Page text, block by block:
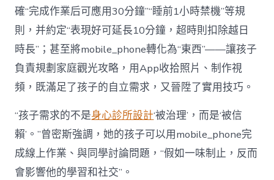
確“完成作業后可應用30分鐘”“睡前1小時禁機”等規
則，并約定“表現好可延長10分鐘，超時則扣除越日
時長”；甚至將mobile_phone轉化為“東西”——讓孩子
負責規劃家庭觀光攻略，用App收拾照片、制作視
頻，既滿足了孩子的自立需求，又晉陞了實用技巧。
“孩子需求的不是身心診所設計‘被治理’，而是‘被信
賴’。”曾密斯強調，她的孩子可以用mobile_phone完
成線上作業、與同學討論問題，“假如一味制止，反而
會影響他的學習和社交”。